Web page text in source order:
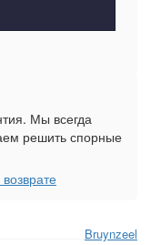
Bruynzeel
Мы всегда
решить спорные